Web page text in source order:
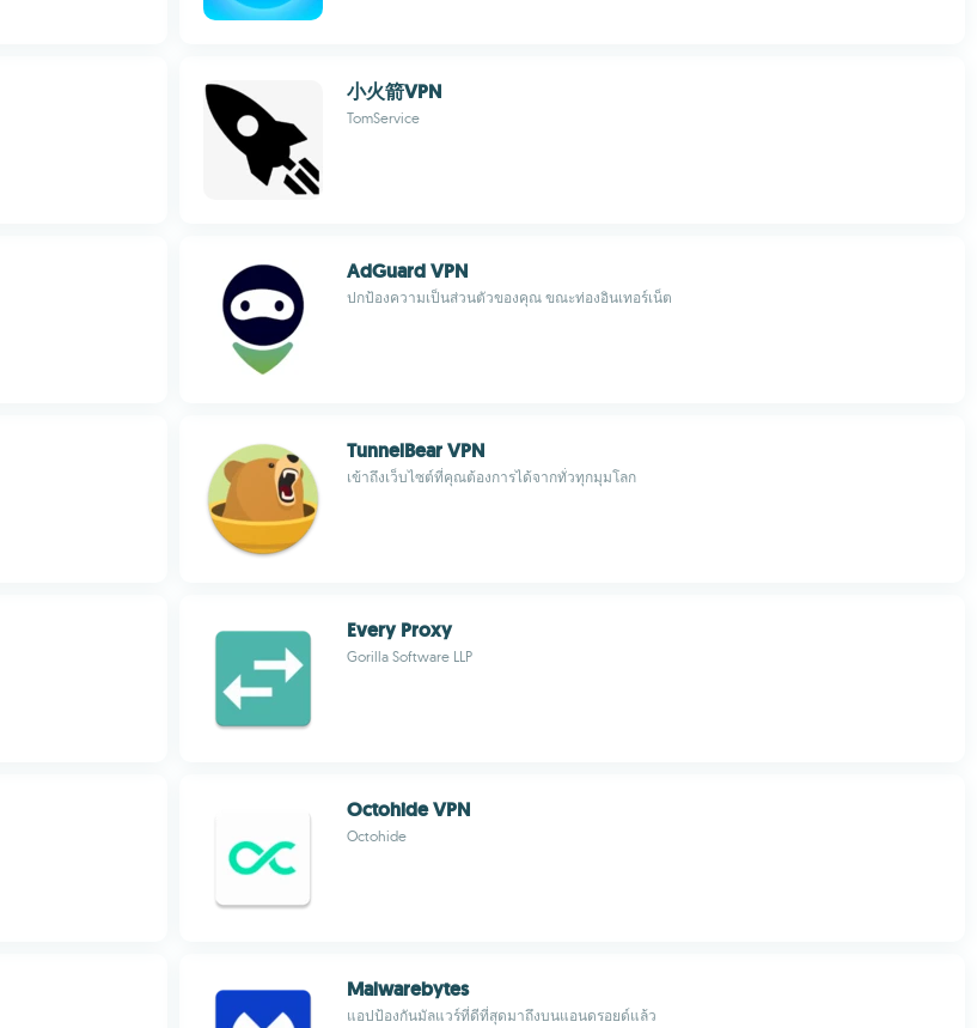
小火箭VPN
TomService
AdGuard VPN
ปกป้องความเป็นส่วนตัวของคุณ ขณะท่องอินเทอร์เน็ต
TunnelBear VPN
เข้าถึงเว็บไซต์ที่คุณต้องการได้จากทั่วทุกมุมโลก
Every Proxy
Gorilla Software LLP
Octohide VPN
Octohide
Malwarebytes
แอปป้องกันมัลแวร์ที่ดีที่สุดมาถึงบนแอนดรอยด์แล้ว